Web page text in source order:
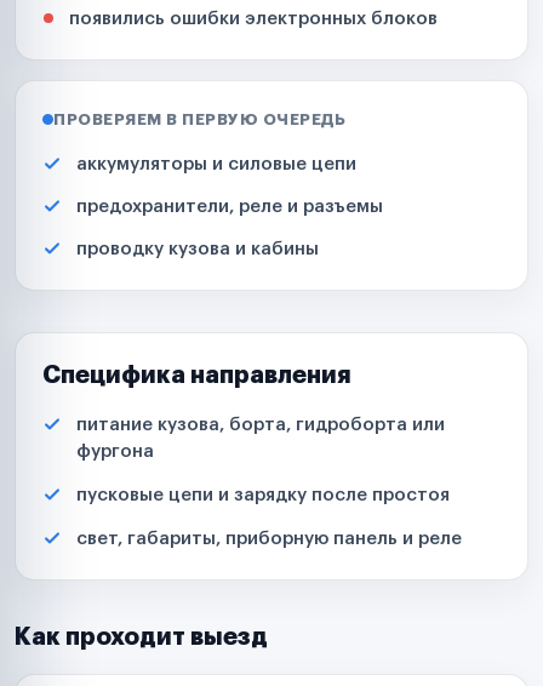
появились ошибки электронных блоков
ПРОВЕРЯЕМ В ПЕРВУЮ ОЧЕРЕДЬ
аккумуляторы и силовые цепи
предохранители, реле и разъемы
проводку кузова и кабины
Специфика направления
питание кузова, борта, гидроборта или
фургона
пусковые цепи и зарядку после простоя
свет, габариты, приборную панель и реле
Как проходит выезд